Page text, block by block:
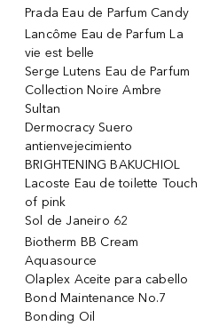
Prada Eau de Parfum Candy
Lancôme Eau de Parfum La
vie est belle
Serge Lutens Eau de Parfum
Collection Noire Ambre
Sultan
Dermocracy Suero
antienvejecimiento
BRIGHTENING BAKUCHIOL
Lacoste Eau de toilette Touch
of pink
Sol de Janeiro 62
Biotherm BB Cream
Aquasource
Olaplex Aceite para cabello
Bond Maintenance No.7
Bonding Oil